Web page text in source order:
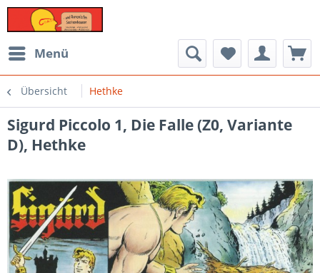
Menü
Übersicht Hethke
Sigurd Piccolo 1, Die Falle (Z0, Variante
D), Hethke